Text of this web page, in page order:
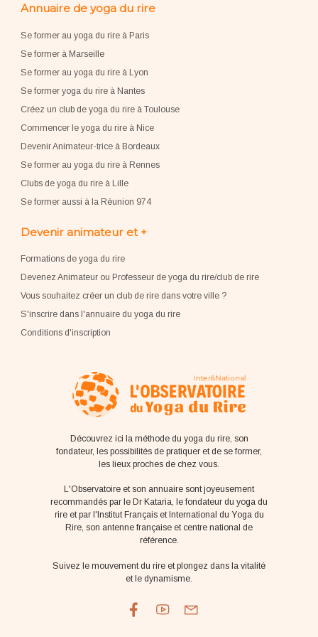
Annuaire de yoga du rire
Se former au yoga du rire à Paris
Se former à Marseille
Se former au yoga du rire à Lyon
Se former yoga du rire à Nantes
Créez un club de yoga du rire à Toulouse
Commencer le yoga du rire à Nice
Devenir Animateur-trice à Bordeaux
Se former au yoga du rire à Rennes
Clubs de yoga du rire à Lille
Se former aussi à la Réunion 974
Devenir animateur et +
Formations de yoga du rire
Devenez Animateur ou Professeur de yoga du rire/club de rire
Vous souhaitez créer un club de rire dans votre ville ?
S'inscrire dans l'annuaire du yoga du rire
Conditions d'inscription
Découvrez ici la méthode du yoga du rire, son
fondateur, les possibilités de pratiquer et de se former,
les lieux proches de chez vous.
L'Observatoire et son annuaire sont joyeusement
recommandés par le Dr Kataria, le fondateur du yoga du
rire et par l'Institut Français et International du Yoga du
Rire, son antenne française et centre national de
référence.
Suivez le mouvement du rire et plongez dans la vitalité
et le dynamisme.